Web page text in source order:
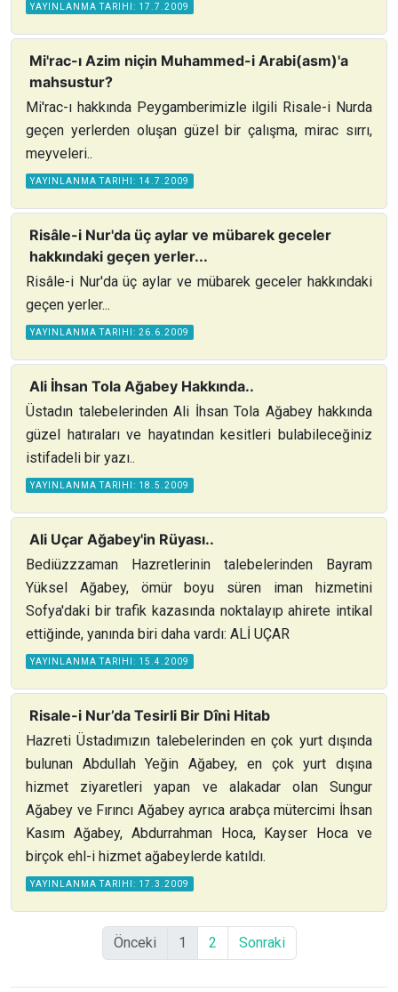
YAYINLANMA TARIHI: 17.7.2009
Mi'rac-ı Azim niçin Muhammed-i Arabi(asm)'a
mahsustur?
Mi'rac-ı hakkında Peygamberimizle ilgili Risale-i Nurda
geçen yerlerden oluşan güzel bir çalışma, mirac sırrı,
meyveleri..
YAYINLANMA TARIHI: 14.7.2009
Risâle-i Nur'da üç aylar ve mübarek geceler
hakkındaki geçen yerler...
Risâle-i Nur'da üç aylar ve mübarek geceler hakkındaki
geçen yerler...
YAYINLANMA TARIHI: 26.6.2009
Ali İhsan Tola Ağabey Hakkında..
Üstadın talebelerinden Ali İhsan Tola Ağabey hakkında
güzel hatıraları ve hayatından kesitleri bulabileceğiniz
istifadeli bir yazı..
YAYINLANMA TARIHI: 18.5.2009
Ali Uçar Ağabey'in Rüyası..
Bediüzzzaman Hazretlerinin talebelerinden Bayram
Yüksel Ağabey, ömür boyu süren iman hizmetini
Sofya'daki bir trafik kazasında noktalayıp ahirete intikal
ettiğinde, yanında biri daha vardı: ALİ UÇAR
YAYINLANMA TARIHI: 15.4.2009
Risale-i Nur’da Tesirli Bir Dîni Hitab
Hazreti Üstadımızın talebelerinden en çok yurt dışında
bulunan Abdullah Yeğin Ağabey, en çok yurt dışına
hizmet ziyaretleri yapan ve alakadar olan Sungur
Ağabey ve Fırıncı Ağabey ayrıca arabça mütercimi İhsan
Kasım Ağabey, Abdurrahman Hoca, Kayser Hoca ve
birçok ehl-i hizmet ağabeylerde katıldı.
YAYINLANMA TARIHI: 17.3.2009
Önceki 1 2 Sonraki